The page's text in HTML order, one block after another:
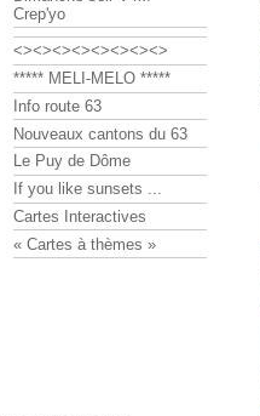
Crep'yo
<><><><><><><><>
***** MELI-MELO *****
Info route 63
Nouveaux cantons du 63
Le Puy de Dôme
If you like sunsets ...
Cartes Interactives
« Cartes à thèmes »